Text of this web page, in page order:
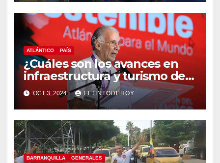
ATLÁNTICO PAÍS
¿Cuáles son los avances en
infraestructura y turismo del
Atlántico? Gobernador
responde
OCT 3, 2024 ELTINTODEHOY
BARRANQUILLA GENERALES